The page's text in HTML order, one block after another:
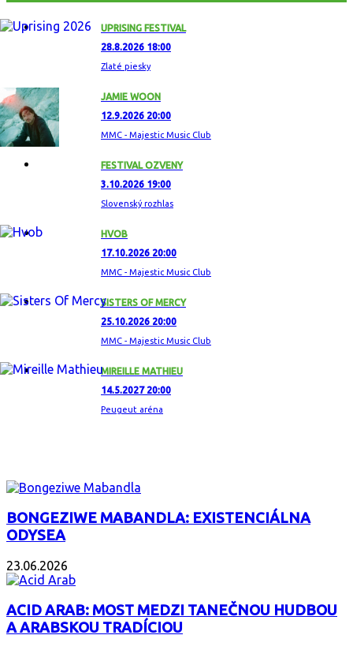
UPRISING FESTIVAL
28.8.2026 18:00
Zlaté piesky
JAMIE WOON
12.9.2026 20:00
MMC - Majestic Music Club
FESTIVAL OZVENY
3.10.2026 19:00
Slovenský rozhlas
HVOB
17.10.2026 20:00
MMC - Majestic Music Club
SISTERS OF MERCY
25.10.2026 20:00
MMC - Majestic Music Club
MIREILLE MATHIEU
14.5.2027 20:00
Peugeut aréna
BONGEZIWE MABANDLA: EXISTENCIÁLNA
ODYSEA
23.06.2026
ACID ARAB: MOST MEDZI TANEČNOU HUDBOU
A ARABSKOU TRADÍCIOU